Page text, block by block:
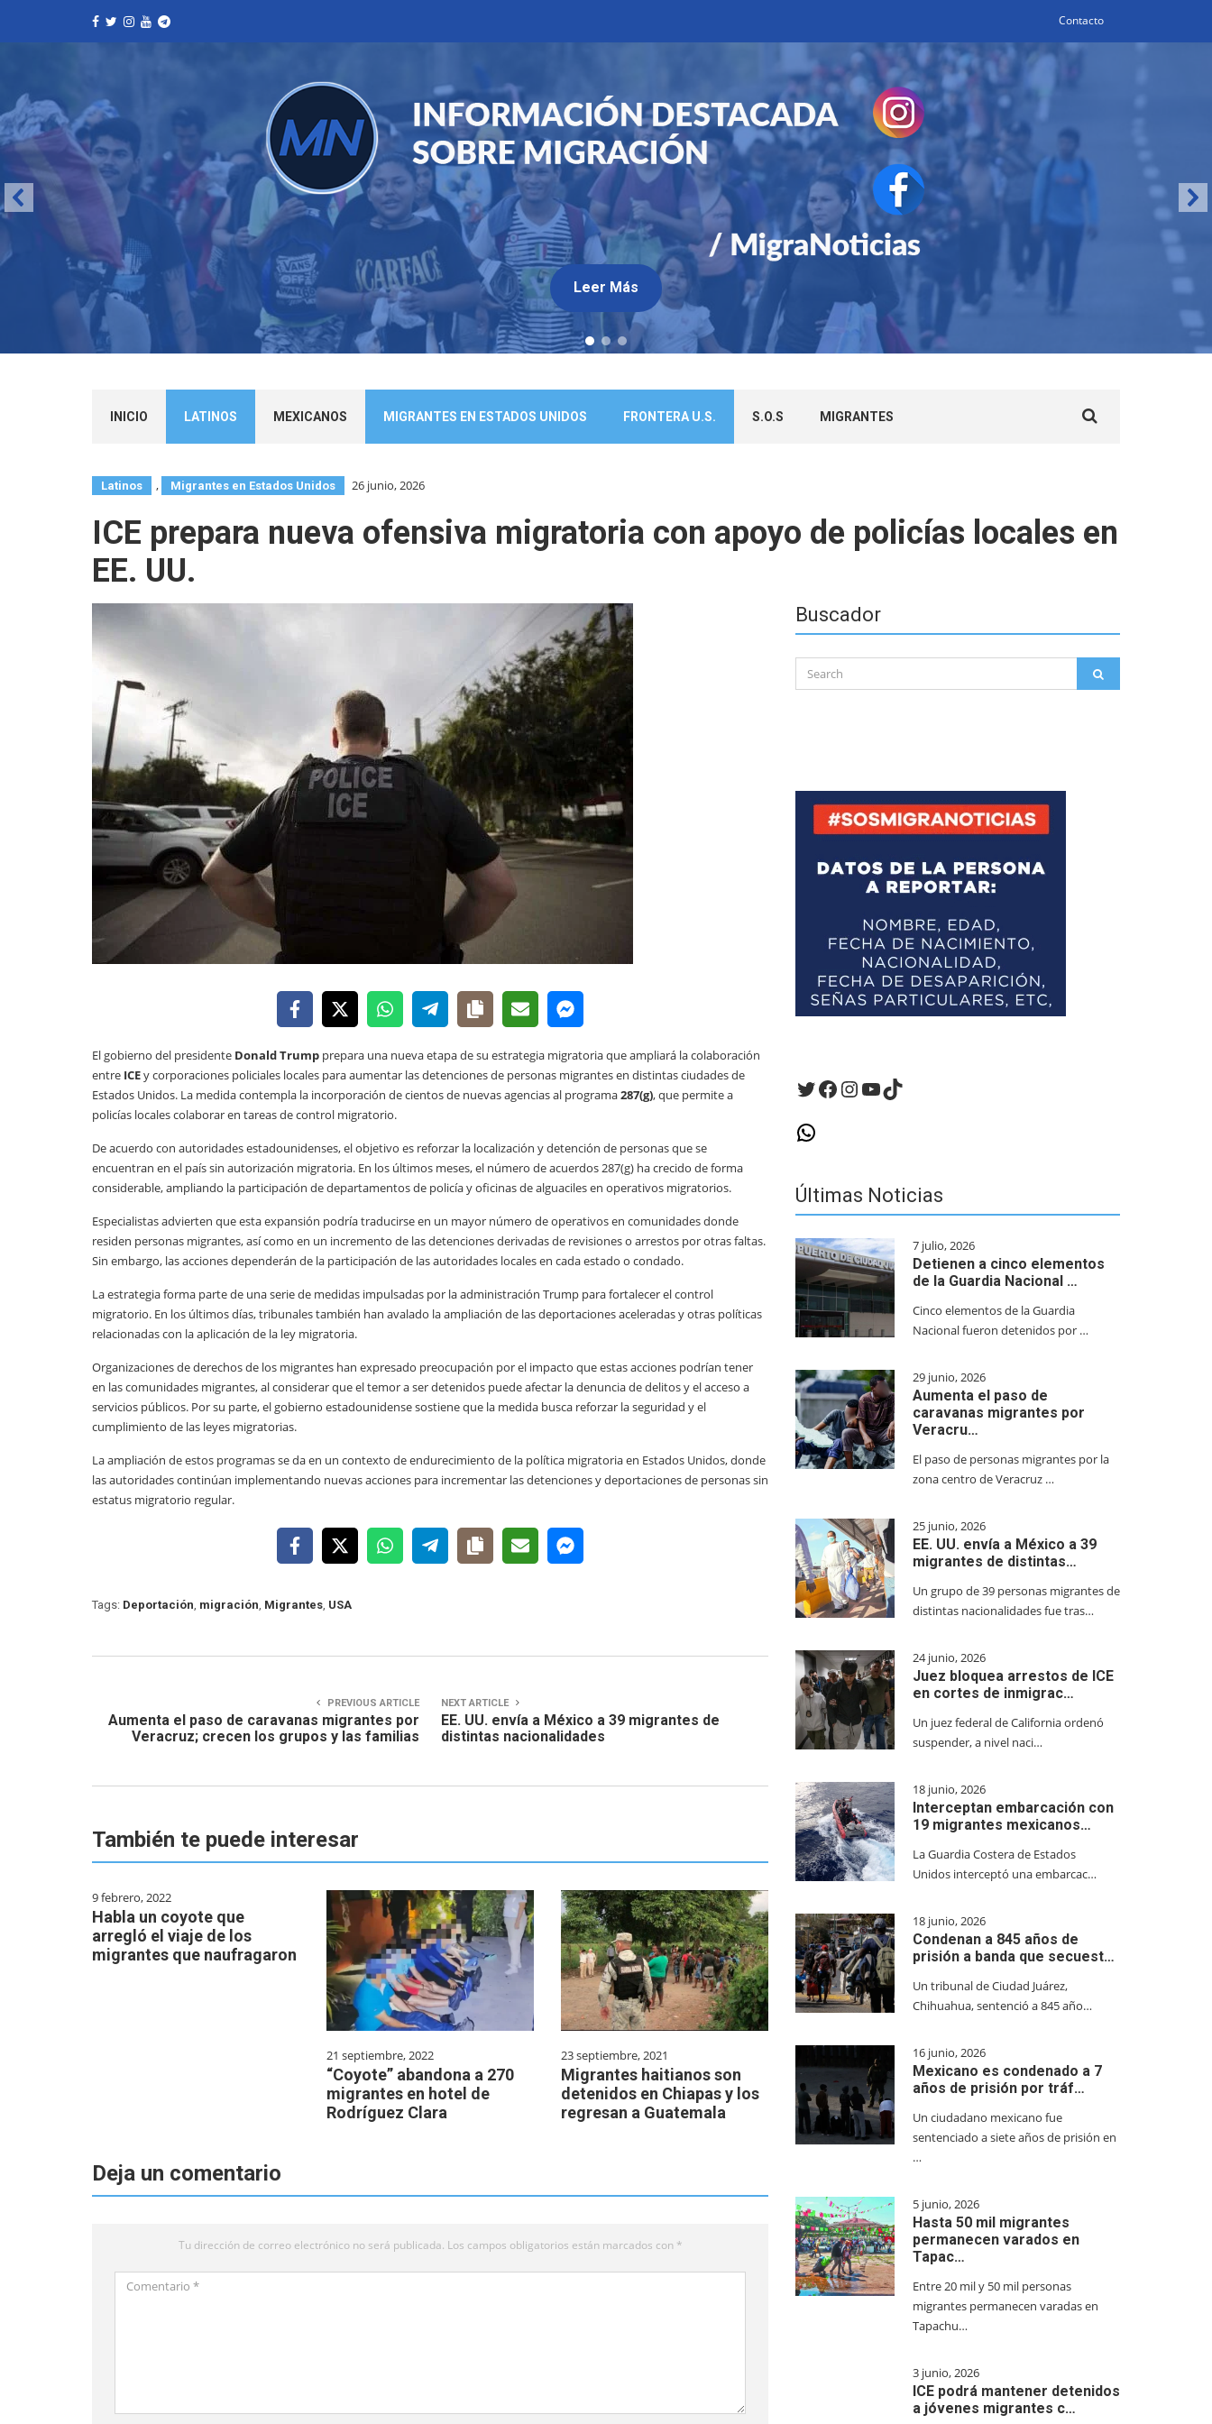
Contacto
Leer Más
INICIO LATINOS MEXICANOS MIGRANTES EN ESTADOS UNIDOS FRONTERA U.S. S.O.S MIGRANTES
for:
Latinos , Migrantes en Estados Unidos 26 junio, 2026
ICE prepara nueva ofensiva migratoria con apoyo de policías locales en
EE. UU.
El gobierno del presidente Donald Trump prepara una nueva etapa de su estrategia migratoria que ampliará la colaboración
entre ICEy corporaciones policiales locales para aumentar las detenciones de personas migrantes en distintas ciudades de
Estados Unidos. La medida contempla la incorporación de cientos de nuevas agencias al programa287(g), que permite a
policías locales colaborar en tareas de control migratorio.
De acuerdo con autoridades estadounidenses, el objetivo es reforzar la localización y detención de personas que se
encuentran en el país sin autorización migratoria. En los últimos meses, el número de acuerdos 287(g) ha crecido de forma
considerable, ampliando la participación de departamentos de policía y oficinas de alguaciles en operativos migratorios.
Especialistas advierten que esta expansión podría traducirse en un mayor número de operativos en comunidades donde
residen personas migrantes, así como en un incremento de las detenciones derivadas de revisiones o arrestos por otras faltas.
Sin embargo, las acciones dependerán de la participación de las autoridades locales en cada estado o condado.
La estrategia forma parte de una serie de medidas impulsadas por la administración Trump para fortalecer el control
migratorio. En los últimos días, tribunales también han avalado la ampliación de las deportaciones aceleradas y otras políticas
relacionadas con la aplicación de la ley migratoria.
Organizaciones de derechos de los migrantes han expresado preocupación por el impacto que estas acciones podrían tener
en las comunidades migrantes, al considerar que el temor a ser detenidos puede afectar la denuncia de delitos y el acceso a
servicios públicos. Por su parte, el gobierno estadounidense sostiene que la medida busca reforzar la seguridad y el
cumplimiento de las leyes migratorias.
La ampliación de estos programas se da en un contexto de endurecimiento de la política migratoria en Estados Unidos, donde
las autoridades continúan implementando nuevas acciones para incrementar las detenciones y deportaciones de personas sin
estatus migratorio regular.
Tags: Deportación migración Migrantes USA
PREVIOUS ARTICLE
Aumenta el paso de caravanas migrantes por
Veracruz; crecen los grupos y las familias
NEXT ARTICLE
EE. UU. envía a México a 39 migrantes de
distintas nacionalidades
También te puede interesar
9 febrero, 2022
Habla un coyote que
arregló el viaje de los
migrantes que naufragaron
21 septiembre, 2022
“Coyote” abandona a 270
migrantes en hotel de
Rodríguez Clara
23 septiembre, 2021
Migrantes haitianos son
detenidos en Chiapas y los
regresan a Guatemala
Deja un comentario
Tu dirección de correo electrónico no será publicada. Los campos obligatorios están marcados con *
Comentario
Buscador
for:
Twitter
Facebook
Instagram
YouTube
TikTok
WhatsApp
Últimas Noticias
7 julio, 2026
Detienen a cinco elementos
de la Guardia Nacional …
Cinco elementos de la Guardia
Nacional fueron detenidos por …
29 junio, 2026
Aumenta el paso de
caravanas migrantes por
Veracru…
El paso de personas migrantes por la
zona centro de Veracruz …
25 junio, 2026
EE. UU. envía a México a 39
migrantes de distintas…
Un grupo de 39 personas migrantes de
distintas nacionalidades fue tras…
24 junio, 2026
Juez bloquea arrestos de ICE
en cortes de inmigrac…
Un juez federal de California ordenó
suspender, a nivel naci…
18 junio, 2026
Interceptan embarcación con
19 migrantes mexicanos…
La Guardia Costera de Estados
Unidos interceptó una embarcac…
18 junio, 2026
Condenan a 845 años de
prisión a banda que secuest…
Un tribunal de Ciudad Juárez,
Chihuahua, sentenció a 845 año…
16 junio, 2026
Mexicano es condenado a 7
años de prisión por tráf…
Un ciudadano mexicano fue
sentenciado a siete años de prisión en
…
5 junio, 2026
Hasta 50 mil migrantes
permanecen varados en
Tapac…
Entre 20 mil y 50 mil personas
migrantes permanecen varadas en
Tapachu…
3 junio, 2026
ICE podrá mantener detenidos
a jóvenes migrantes c…